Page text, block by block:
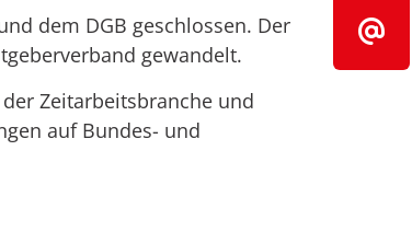
dem DGB geschlossen. Der
gewandelt.
Zeitarbeitsbranche und
auf Bundes- und